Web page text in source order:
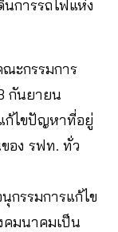
การรถไฟแห่ง
ะกรรมการ
กันยายน
ก้ไขปัญหาที่อยู่
อง รฟท. ทั่ว
กรรมการแก้ไข
มนาคมเป็น